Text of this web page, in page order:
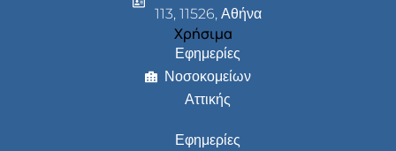
113, 11526, Αθήνα
Χρήσιμα
Εφημερίες
Νοσοκομείων
Αττικής
Εφημερίες